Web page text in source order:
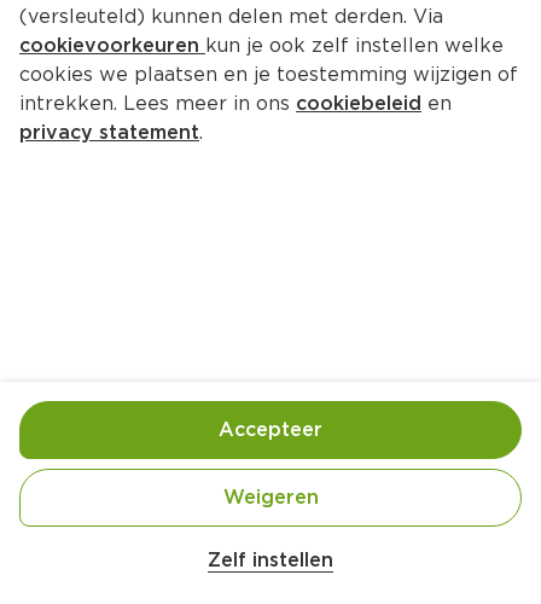
Ola Fruuji Pint Raspberry
Kuipje 440 ml  (liter €10.20)
Handige informatie over dit product
(versleuteld) kunnen delen met derden. Via
cookievoorkeuren kun je ook zelf instellen welke
cookies we plaatsen en je toestemming wijzigen of
intrekken. Lees meer in ons cookiebeleid en
privacy statement.
Zelf instellen
Weigeren
Accepteer